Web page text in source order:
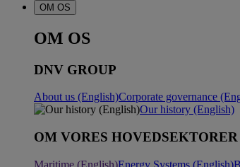
OM OS
OM OS
DNV GROUP
About us (English)Corporate governance
Our history (English)
OM VORES HOVEDSEKTORER
Maritime (English)Energy Systems (English)